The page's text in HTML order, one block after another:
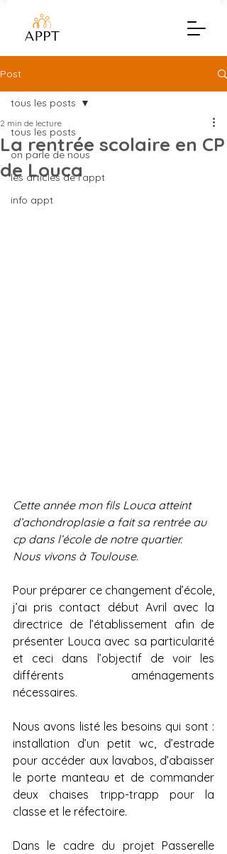
Post
tous les posts
on parle de nous
les articles de l'appt
info appt
tous les posts
La rentrée scolaire en CP
de Louca
2 min de lecture
Cette année mon fils Louca atteint
d’achondroplasie a fait sa rentrée au
cp dans l’école de notre quartier.
Nous vivons à Toulouse.
Pour préparer ce changement d’école,
j’ai pris contact début Avril avec la
directrice de l’établissement afin de
présenter Louca avec sa particularité
et ceci dans l’objectif de voir les
différents aménagements
nécessaires.
Nous avons listé les besoins qui sont :
installation d’un petit wc, d’estrade
pour accéder aux lavabos, d’abaisser
le porte manteau et de commander
deux chaises tripp-trapp pour la
classe et le réfectoire.
Dans le cadre du projet Passerelle